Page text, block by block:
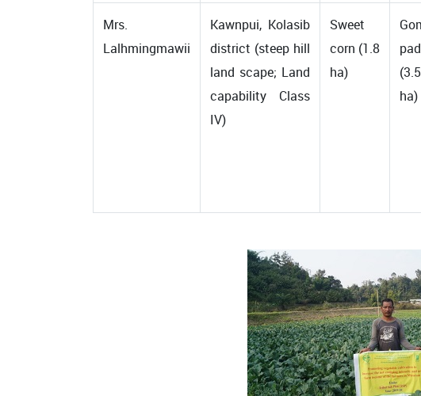
Mrs.
Lalhmingmawii
Kawnpui, Kolasib
district (steep hill
land scape; Land
capability Class
IV)
Sweet
corn (1.8
ha)
(3.5
ha)